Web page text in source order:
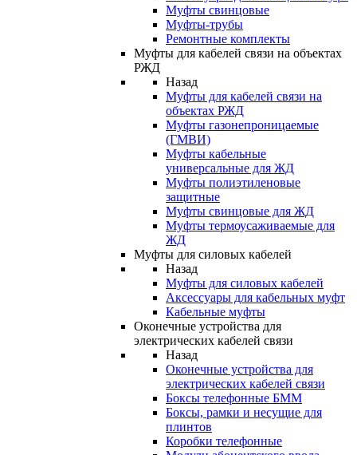
Муфты свинцовые
Муфты-трубы
Ремонтные комплекты
Муфты для кабелей связи на объектах
РЖД
Назад
Муфты для кабелей связи на
объектах РЖД
Муфты газонепроницаемые
(ГМВИ)
Муфты кабельные
универсальные для ЖД
Муфты полиэтиленовые
защитные
Муфты свинцовые для ЖД
Муфты термоусаживаемые для
ЖД
Муфты для силовых кабелей
Назад
Муфты для силовых кабелей
Аксессуары для кабельных муфт
Кабельные муфты
Оконечные устройства для
электрических кабелей связи
Назад
Оконечные устройства для
электрических кабелей связи
Боксы телефонные БММ
Боксы, рамки и несущие для
плинтов
Коробки телефонные